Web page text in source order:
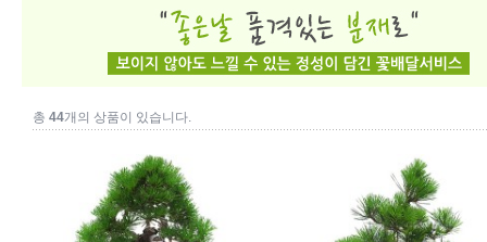
총 44개의 상품이 있습니다.